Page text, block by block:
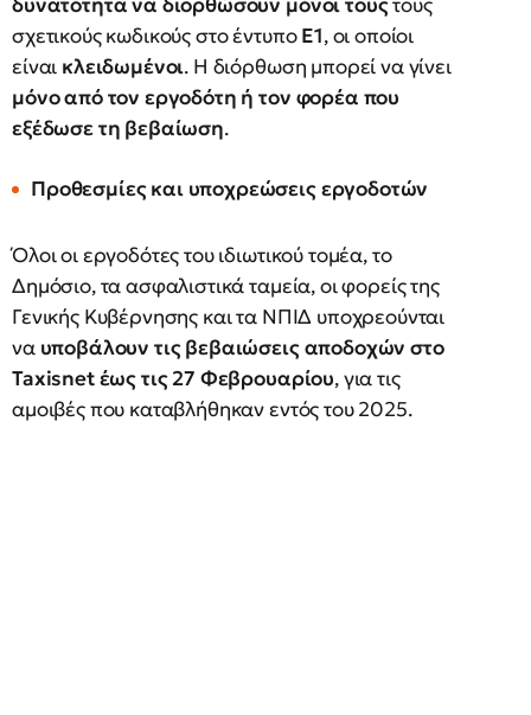
σχετικούς κωδικούς στο έντυποΕ1, οι οποίοι
είναι κλειδωμένοι. Η διόρθωση μπορεί να γίνει
μόνο από τον εργοδότη ή τον φορέα που
εξέδωσε τη βεβαίωση.
Προθεσμίες και υποχρεώσεις εργοδοτών
Όλοι οι εργοδότες του ιδιωτικού τομέα, το
Δημόσιο, τα ασφαλιστικά ταμεία, οι φορείς της
Γενικής Κυβέρνησης και τα ΝΠΙΔ υποχρεούνται
να υποβάλουν τις βεβαιώσεις αποδοχών στο
Taxisnet έως τις 27 Φεβρουαρίου, για τις
αμοιβές που καταβλήθηκαν εντός του 2025.